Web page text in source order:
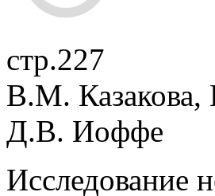
стр.227
В.М.
Д.В. Иоффе
Исследование